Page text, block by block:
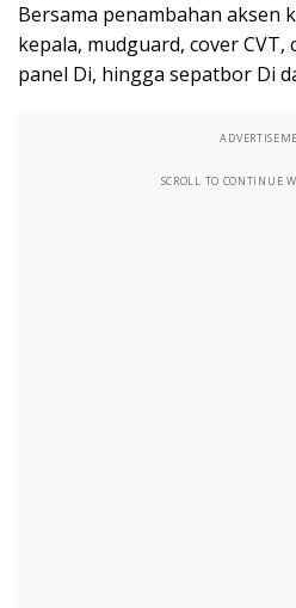
Bersama penambahan aksen
kepala, mudguard, cover
panel Di, hingga sepatbor Di
SCROLL TO CONTINUE